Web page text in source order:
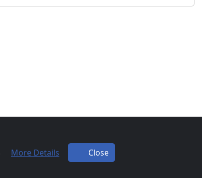
More Details Close
|YAF.NET © 2003-2026 Yet Another Forum.NET